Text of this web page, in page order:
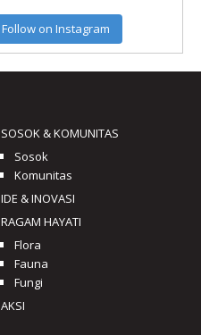
Follow on Instagram
SOSOK & KOMUNITAS
Sosok
Komunitas
IDE & INOVASI
RAGAM HAYATI
Flora
Fauna
Fungi
AKSI